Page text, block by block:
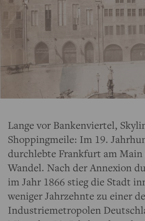
Lange vor Bankenviertel,
Shoppingmeile: Im 19.
durchlebte Frankfurt am Main
Wandel. Nach der Annexion
im Jahr 1866 stieg die Stadt
weniger Jahrzehnte zu einer
Industriemetropolen